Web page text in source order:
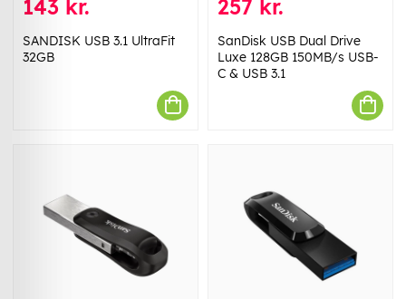
143 kr.
SANDISK USB 3.1 UltraFit
32GB
257 kr.
SanDisk USB Dual Drive
Luxe 128GB 150MB/s USB-
C & USB 3.1